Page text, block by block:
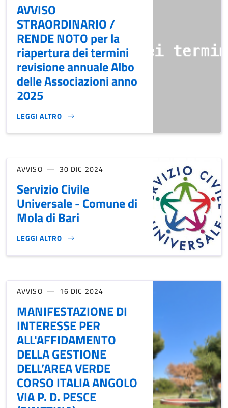
AVVISO
STRAORDINARIO /
RENDE NOTO per la
riapertura dei termini
revisione annuale Albo
delle Associazioni anno
2025
LEGGI ALTRO
AVVISO STRAORDINARIO / RENDE NOTO PER LA
AVVISO 30 DIC 2024
Servizio Civile
Universale - Comune di
Mola di Bari
LEGGI ALTRO
SERVIZIO CIVILE UNIVERSALE - COMUNE DI MOLA DI BARI}
AVVISO 16 DIC 2024
MANIFESTAZIONE DI
INTERESSE PER
ALL'AFFIDAMENTO
DELLA GESTIONE
DELL’AREA VERDE
CORSO ITALIA ANGOLO
VIA P. D. PESCE